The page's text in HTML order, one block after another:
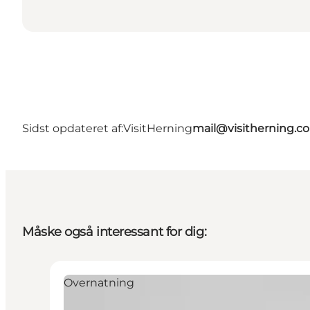
Sidst opdateret af:VisitHerning
Måske også interessant for dig:
Overnatning